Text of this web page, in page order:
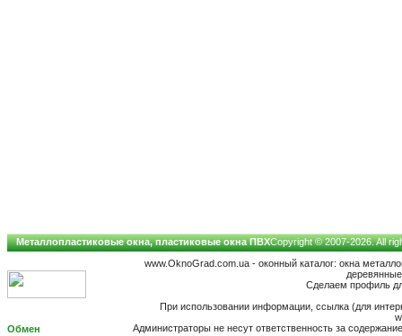
Металлопластиковые окна, пластиковые окна ПВХCopyright © 2007-2026. All
www.OknoGrad.com.ua - оконный каталог: окна
Сделаем профиль
При использовании информации, ссылка (для
Администраторы не несут ответственность за
Обмен